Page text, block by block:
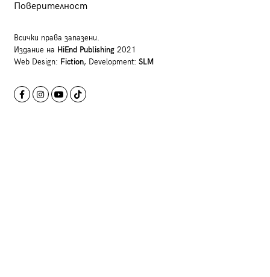
Поверителност
Всички права запазени.
Издание на HiEnd Publishing2021
Web Design: Fiction, Development: SLM